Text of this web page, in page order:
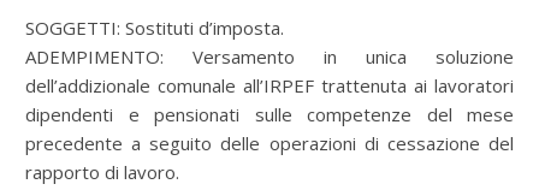
SOGGETTI: Sostituti d’imposta.
ADEMPIMENTO: Versamento in unica soluzione
dell’addizionale comunale all’IRPEF trattenuta ai lavoratori
dipendenti e pensionati sulle competenze del mese
precedente a seguito delle operazioni di cessazione del
rapporto di lavoro.